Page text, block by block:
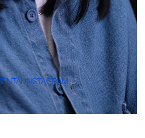
THE HIGHEST LEVEL
INSTAGRAM